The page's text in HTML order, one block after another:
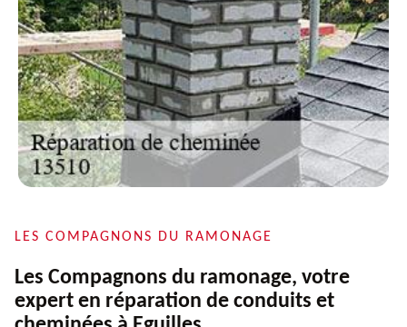
LES COMPAGNONS DU RAMONAGE
Les Compagnons du ramonage, votre
expert en réparation de conduits et